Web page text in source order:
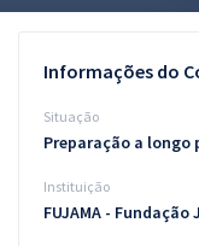
Questões grátis
Blog
Informações do
Situação
Preparação a longo
Instituição
FUJAMA -